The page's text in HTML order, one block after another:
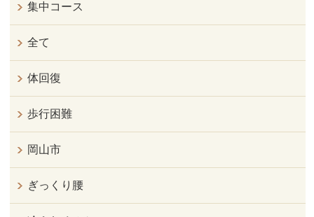
集中コース
全て
体回復
歩行困難
岡山市
ぎっくり腰